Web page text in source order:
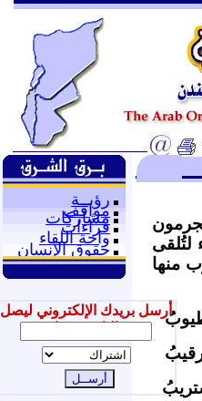
رؤيــة
مواقف
مشاركات
قراءات
واحة اللقاء
حقوق الإنسان
أرسل بريدك الإلكتروني ليصل
إليك جديدنا
لتُلقى
منها